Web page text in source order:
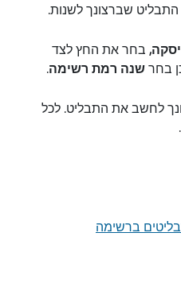
שברצונך לשנות.
בחר את החץ לצד
בחרשנה רמת רשימה.
לחשב את התבליט. לכל
ברשימה